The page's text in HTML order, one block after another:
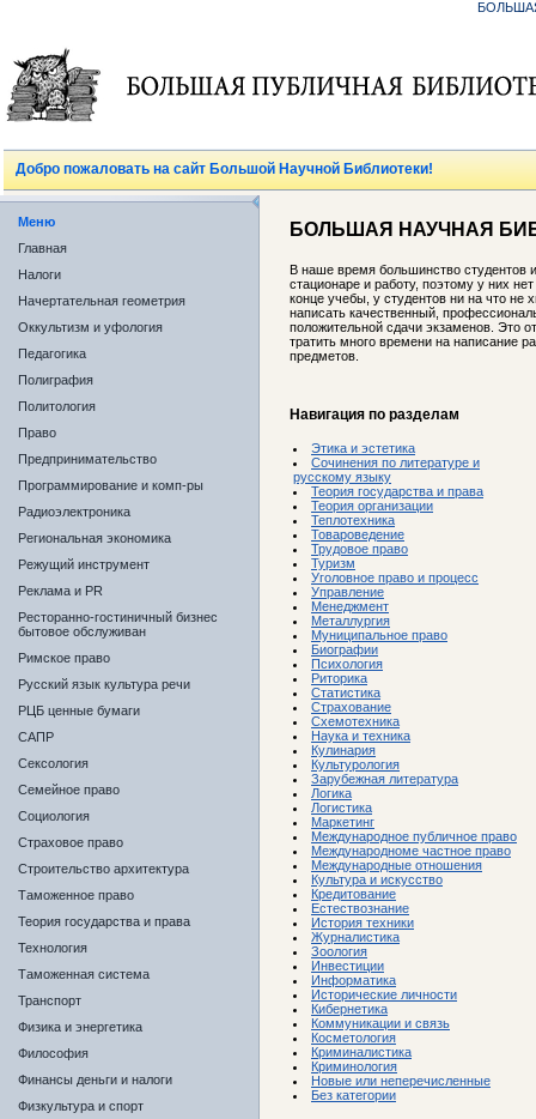
Добро пожаловать на сайт Большой Научной Библиотеки!
Меню
Главная
Налоги
Начертательная геометрия
Оккультизм и уфология
Педагогика
Полиграфия
Политология
Право
Предпринимательство
Программирование и комп-ры
Радиоэлектроника
Региональная экономика
Режущий инструмент
Реклама и PR
Ресторанно-гостиничный бизнес
бытовое обслуживан
Римское право
Русский язык культура речи
РЦБ ценные бумаги
САПР
Сексология
Семейное право
Социология
Страховое право
Строительство архитектура
Таможенное право
Теория государства и права
Технология
Таможенная система
Транспорт
Физика и энергетика
Философия
Финансы деньги и налоги
Физкультура и спорт
БОЛЬШАЯ НАУЧНАЯ
В наше время большинство студентов
стационаре и работу, поэтому у них
конце учебы, у студентов ни на что не
написать качественный,
положительной сдачи экзаменов. Это
тратить много времени на написание
предметов.
Навигация по разделам
Этика и эстетика
Сочинения по литературе и
русскому языку
Теория государства и права
Теория организации
Теплотехника
Товароведение
Трудовое право
Туризм
Уголовное право и процесс
Управление
Менеджмент
Металлургия
Муниципальное право
Биографии
Психология
Риторика
Статистика
Страхование
Схемотехника
Наука и техника
Кулинария
Культурология
Зарубежная литература
Логика
Логистика
Маркетинг
Международное публичное право
Международноме частное право
Международные отношения
Культура и искусство
Кредитование
Естествознание
История техники
Журналистика
Зоология
Инвестиции
Информатика
Исторические личности
Кибернетика
Коммуникации и связь
Косметология
Криминалистика
Криминология
Новые или неперечисленные
Без категории